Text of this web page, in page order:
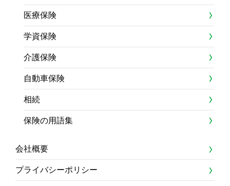
医療保険
学資保険
介護保険
自動車保険
相続
保険の用語集
会社概要
プライバシーポリシー